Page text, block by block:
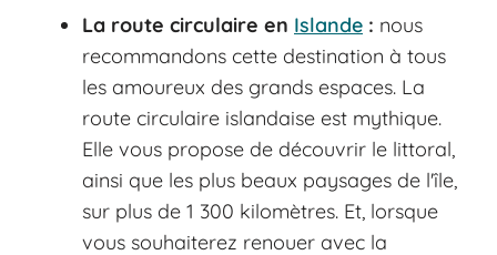
La route circulaire en Islande : nous
recommandons cette destination à tous
les amoureux des grands espaces. La
route circulaire islandaise est mythique.
Elle vous propose de découvrir le littoral,
ainsi que les plus beaux paysages de l'île,
sur plus de 1 300 kilomètres. Et, lorsque
vous souhaiterez renouer avec la